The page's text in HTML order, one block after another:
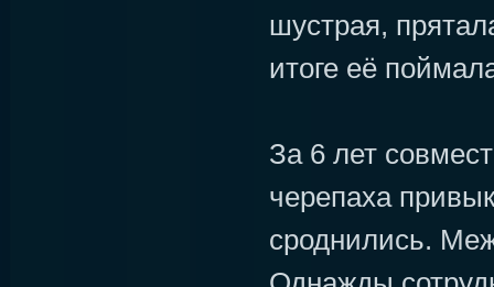
шустрая,
итоге её
За 6 лет
черепаха
сроднились.